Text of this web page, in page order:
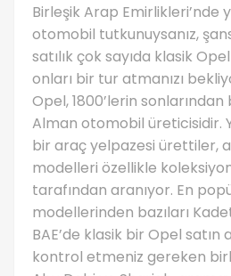
Birleşik Arap Emirlikleri’nde
otomobil tutkunuysanız,
satılık çok sayıda klasik
onları bir tur atmanızı
Opel, 1800’lerin
Alman otomobil üreticisidir.
bir araç yelpazesi ürettiler,
modelleri özellikle
tarafından aranıyor. En
modellerinden bazıları
BAE’de klasik bir Opel satın
kontrol etmeniz gereken